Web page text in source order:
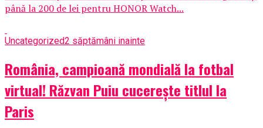
până la 200 de lei pentru HONOR Watch...
Uncategorized2 săptămâni inainte
România, campioană mondială la fotbal
virtual! Răzvan Puiu cucerește titlul la
Paris